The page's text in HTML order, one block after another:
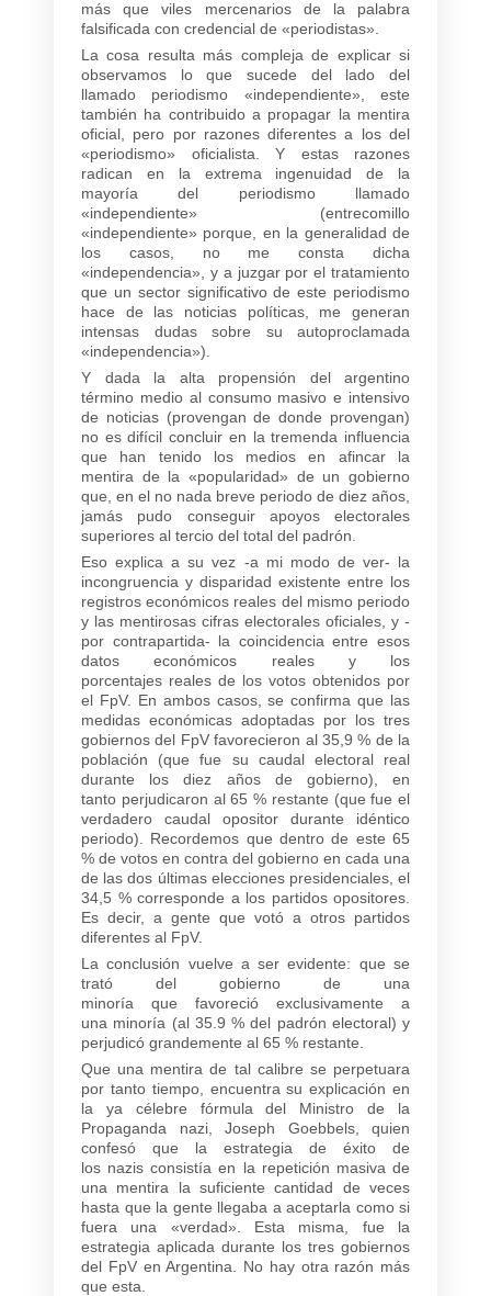
más que viles mercenarios de la palabra
falsificada con credencial de «periodistas».
La cosa resulta más compleja de explicar si
observamos lo que sucede del lado del
llamado periodismo «independiente», este
también ha contribuido a propagar la mentira
oficial, pero por razones diferentes a los del
«periodismo» oficialista. Y estas razones
radican en la extrema ingenuidad de la
mayoría del periodismo llamado
«independiente» (entrecomillo
«independiente» porque, en la generalidad de
los casos, no me consta dicha
«independencia», y a juzgar por el tratamiento
que un sector significativo de este periodismo
hace de las noticias políticas, me generan
intensas dudas sobre su autoproclamada
«independencia»).
Y dada la alta propensión del argentino
término medio al consumo masivo e intensivo
de noticias (provengan de donde provengan)
no es difícil concluir en la tremenda influencia
que han tenido los medios en afincar la
mentira de la «popularidad» de un gobierno
que, en el no nada breve periodo de diez años,
jamás pudo conseguir apoyos electorales
superiores al tercio del total del padrón.
Eso explica a su vez -a mi modo de ver- la
incongruencia y disparidad existente entre los
registros económicos reales del mismo periodo
y las mentirosas cifras electorales oficiales, y -
por contrapartida- la coincidencia entre esos
datos económicos reales y los
porcentajes reales de los votos obtenidos por
el FpV. En ambos casos, se confirma que las
medidas económicas adoptadas por los tres
gobiernos del FpV favorecieron al 35,9 % de la
población (que fue su caudal electoral real
durante los diez años de gobierno), en
tanto perjudicaron al 65 % restante (que fue el
verdadero caudal opositor durante idéntico
periodo). Recordemos que dentro de este 65
% de votos en contra del gobierno en cada una
de las dos últimas elecciones presidenciales, el
34,5 % corresponde a los partidos opositores.
Es decir, a gente que votó a otros partidos
diferentes al FpV.
La conclusión vuelve a ser evidente: que se
trató del gobierno de una
minoría que favoreció exclusivamente a
una minoría (al 35.9 % del padrón electoral) y
perjudicó grandemente al 65 % restante.
Que una mentira de tal calibre se perpetuara
por tanto tiempo, encuentra su explicación en
la ya célebre fórmula del Ministro de la
Propaganda nazi, Joseph Goebbels, quien
confesó que la estrategia de éxito de
los nazis consistía en la repetición masiva de
una mentira la suficiente cantidad de veces
hasta que la gente llegaba a aceptarla como si
fuera una «verdad». Esta misma, fue la
estrategia aplicada durante los tres gobiernos
del FpV en Argentina. No hay otra razón más
que esta.